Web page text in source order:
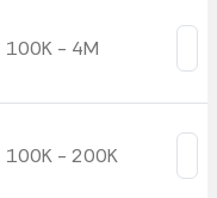
100K - 4M
100K - 200K